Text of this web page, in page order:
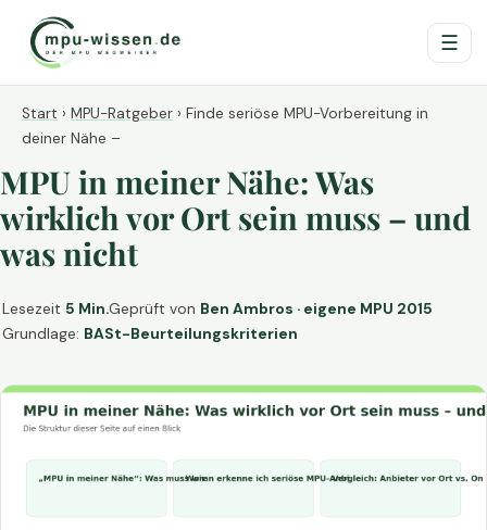
☰
Start › MPU-Ratgeber › Finde seriöse MPU-Vorbereitung in
deiner Nähe –
MPU in meiner Nähe: Was
wirklich vor Ort sein muss – und
was nicht
Lesezeit 5 Min.Geprüft von Ben Ambros · eigene MPU 2015
Grundlage: BASt-Beurteilungskriterien